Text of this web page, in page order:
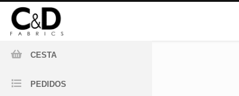
CESTA
PEDIDOS